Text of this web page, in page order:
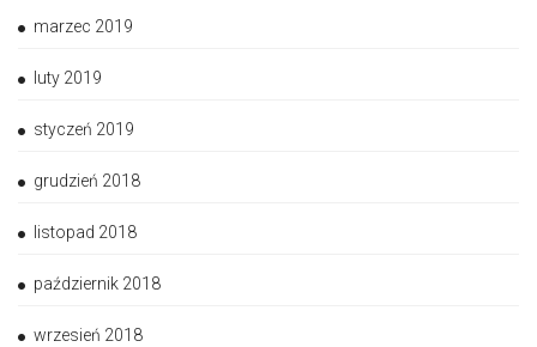
marzec 2019
luty 2019
styczeń 2019
grudzień 2018
listopad 2018
październik 2018
wrzesień 2018